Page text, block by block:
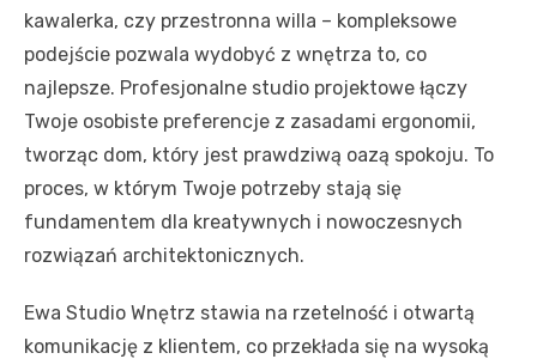
kawalerka, czy przestronna willa – kompleksowe
podejście pozwala wydobyć z wnętrza to, co
najlepsze. Profesjonalne studio projektowe łączy
Twoje osobiste preferencje z zasadami ergonomii,
tworząc dom, który jest prawdziwą oazą spokoju. To
proces, w którym Twoje potrzeby stają się
fundamentem dla kreatywnych i nowoczesnych
rozwiązań architektonicznych.
Ewa Studio Wnętrz stawia na rzetelność i otwartą
komunikację z klientem, co przekłada się na wysoką